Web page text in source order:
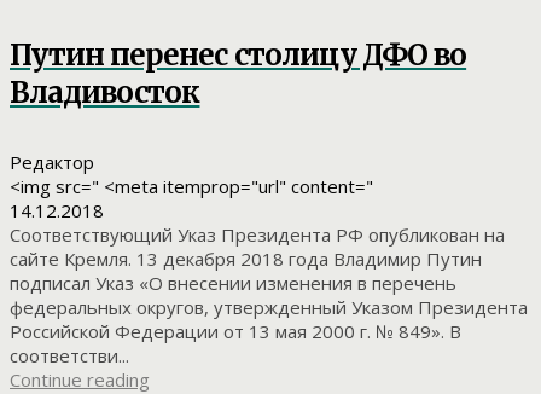
Путин перенес столицу ДФО во
Владивосток
Редактор
<img src=" <meta itemprop="url" content="
14.12.2018
Соответствующий Указ Президента РФ опубликован на
сайте Кремля. 13 декабря 2018 года Владимир Путин
подписал Указ «О внесении изменения в перечень
федеральных округов, утвержденный Указом Президента
Российской Федерации от 13 мая 2000 г. № 849». В
соответстви...
Continue reading